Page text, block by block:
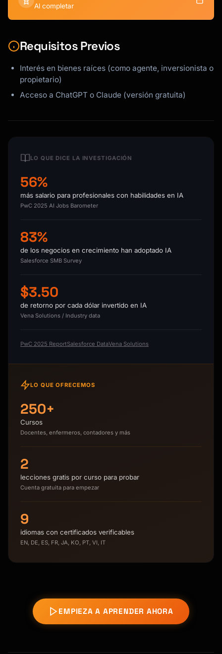
Al completar
Requisitos Previos
Interés en bienes raíces (como agente, inversionista o
propietario)
Acceso a ChatGPT o Claude (versión gratuita)
LO QUE DICE LA INVESTIGACIÓN
56%
más salario para profesionales con habilidades en IA
PwC 2025 AI Jobs Barometer
83%
de los negocios en crecimiento han adoptado IA
Salesforce SMB Survey
$3.50
de retorno por cada dólar invertido en IA
Vena Solutions / Industry data
PwC 2025 ReportSalesforce DataVena Solutions
LO QUE OFRECEMOS
250+
Cursos
Docentes, enfermeros, contadores y más
2
lecciones gratis por curso para probar
Cuenta gratuita para empezar
9
idiomas con certificados verificables
EN, DE, ES, FR, JA, KO, PT, VI, IT
EMPIEZA A APRENDER AHORA